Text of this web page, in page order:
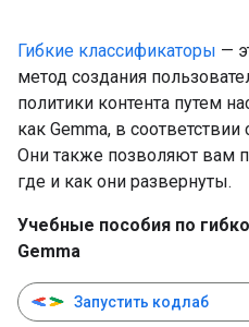
Гибкие классификаторы —
метод создания
политики контента путем
как Gemma, в
Они также позволяют вам
где и как они развернуты.
Учебные пособия по
Gemma
Запустить кодлаб